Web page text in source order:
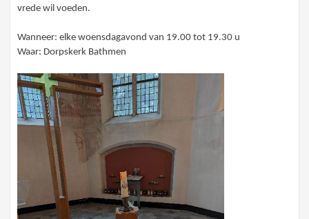
vrede wil voeden.
Wanneer: elke woensdagavond van 19.00 tot 19.30 u
Waar: Dorpskerk Bathmen